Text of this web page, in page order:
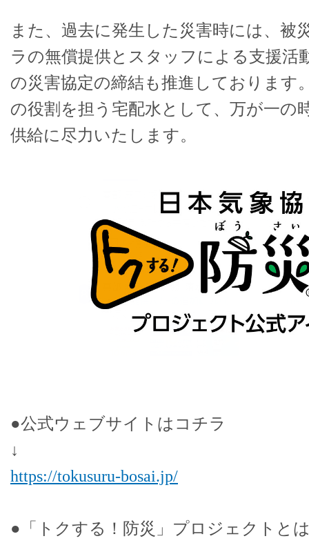
また、過去に発生した災害時には、被
ラの無償提供とスタッフによる支援活
の災害協定の締結も推進しております
の役割を担う宅配水として、万が一の
供給に尽力いたします。
●公式ウェブサイトはコチラ
↓
https://tokusuru-bosai.jp/
●「トクする！防災」プロジェクトと